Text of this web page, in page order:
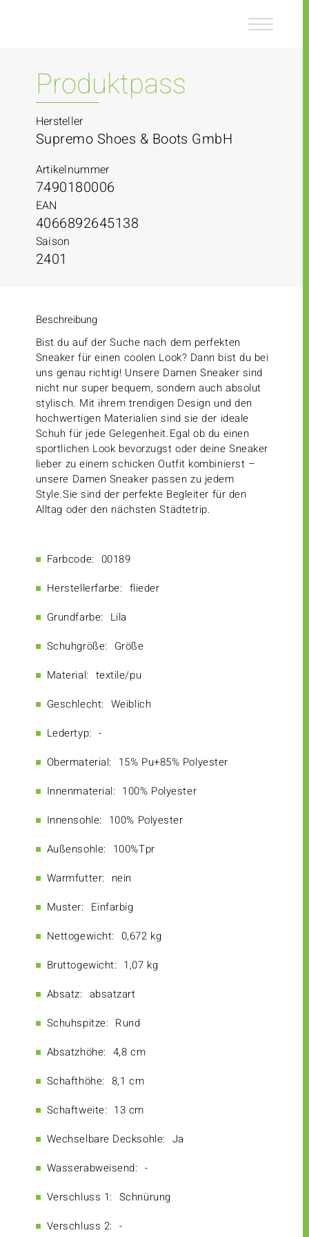
Produktpass
Hersteller
Supremo Shoes & Boots GmbH
Artikelnummer
7490180006
EAN
4066892645138
Saison
2401
Beschreibung
Bist du auf der Suche nach dem perfekten
Sneaker für einen coolen Look? Dann bist du bei
uns genau richtig! Unsere Damen Sneaker sind
nicht nur super bequem, sondern auch absolut
stylisch. Mit ihrem trendigen Design und den
hochwertigen Materialien sind sie der ideale
Schuh für jede Gelegenheit.Egal ob du einen
sportlichen Look bevorzugst oder deine Sneaker
lieber zu einem schicken Outfit kombinierst –
unsere Damen Sneaker passen zu jedem
Style.Sie sind der perfekte Begleiter für den
Alltag oder den nächsten Städtetrip.
Farbcode: 00189
Herstellerfarbe: flieder
Grundfarbe: Lila
Schuhgröße: Größe
Material: textile/pu
Geschlecht: Weiblich
Ledertyp: -
Obermaterial: 15% Pu+85% Polyester
Innenmaterial: 100% Polyester
Innensohle: 100% Polyester
Außensohle: 100%Tpr
Warmfutter: nein
Muster: Einfarbig
Nettogewicht: 0,672 kg
Bruttogewicht: 1,07 kg
Absatz: absatzart
Schuhspitze: Rund
Absatzhöhe: 4,8 cm
Schafthöhe: 8,1 cm
Schaftweite: 13 cm
Wechselbare Decksohle: Ja
Wasserabweisend: -
Verschluss 1: Schnürung
Verschluss 2: -